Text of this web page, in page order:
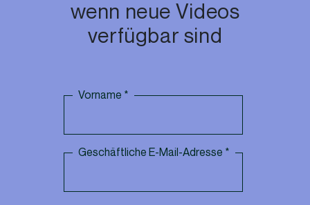
wenn neue Videos
verfügbar sind